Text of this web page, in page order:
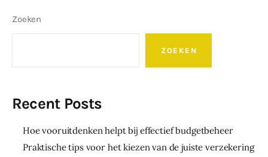
Zoeken
ZOEKEN
Recent Posts
Hoe vooruitdenken helpt bij effectief budgetbeheer
Praktische tips voor het kiezen van de juiste verzekering